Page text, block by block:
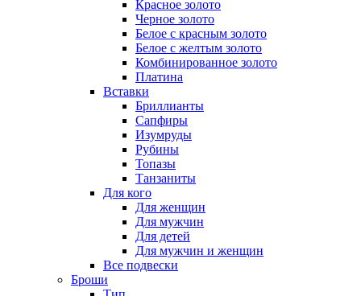
Красное золото
Черное золото
Белое с красным золото
Белое с желтым золото
Комбинированное золото
Платина
Вставки
Бриллианты
Сапфиры
Изумруды
Рубины
Топазы
Танзаниты
Для кого
Для женщин
Для мужчин
Для детей
Для мужчин и женщин
Все подвески
Броши